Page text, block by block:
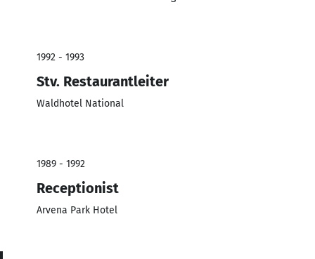
1992 - 1993
Stv. Restaurantleiter
Waldhotel National
1989 - 1992
Receptionist
Arvena Park Hotel